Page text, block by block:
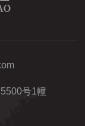
号1幢